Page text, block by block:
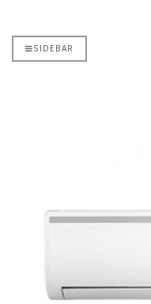
SIDEBAR